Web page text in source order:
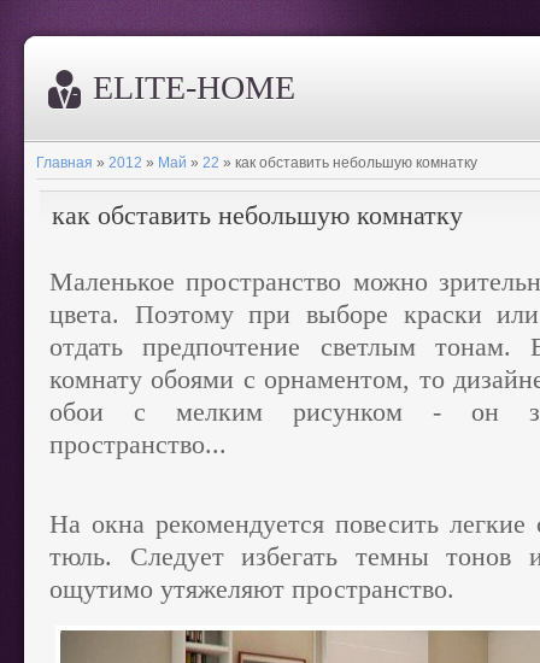
ELITE-HOME
Главная » 2012 » Май » 22 » как обставить небольшую комнатку
как обставить небольшую комнатку
Маленькое пространство можно
цвета. Поэтому при выборе краски
отдать предпочтение светлым
комнату обоями с орнаментом, то
обои с мелким рисунком - он
пространство...
На окна рекомендуется повесить
тюль. Следует избегать темны
ощутимо утяжеляют пространство.